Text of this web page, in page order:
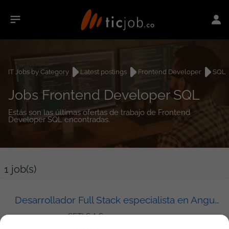
IT Jobs by Category Latest postings Frontend Developer SQL
Jobs Frontend Developer SQL
Estás son las últimas ofertas de trabajo de Frontend
Developer SQL encontradas.
1 job(s)
Desarrollador Full Stack especialista en Angular
SETI S.A.S.